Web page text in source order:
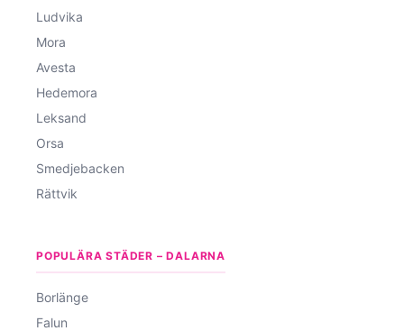
Ludvika
Mora
Avesta
Hedemora
Leksand
Orsa
Smedjebacken
Rättvik
POPULÄRA STÄDER – DALARNA
Borlänge
Falun